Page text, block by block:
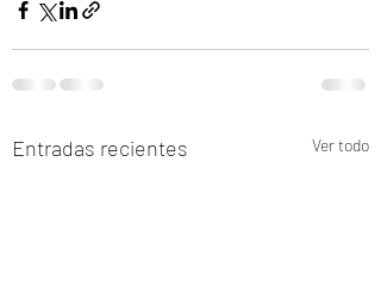
Entradas recientes Ver todo